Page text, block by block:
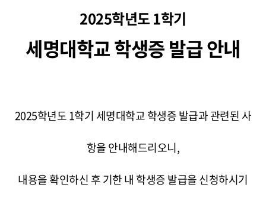
2025학년도 1학기
세명대학교 학생증 발급 안내
2025학년도 1학기 세명대학교 학생증 발급과 관련된 사
항을 안내해드리오니,
내용을 확인하신 후 기한 내 학생증 발급을 신청하시기